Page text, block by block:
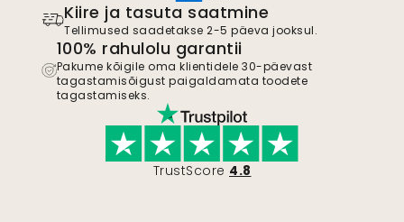
Kiire ja tasuta saatmine
Tellimused saadetakse 2-5 päeva jooksul.
100% rahulolu garantii
Pakume kõigile oma klientidele 30-päevast
tagastamisõigust paigaldamata toodete
tagastamiseks.
TrustScore 4.8